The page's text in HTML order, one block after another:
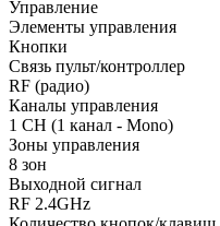
Управление
Элементы управления
Кнопки
Связь пульт/контроллер
RF (радио)
Каналы управления
1 CH (1 канал - Mono)
Зоны управления
8 зон
Выходной сигнал
RF 2.4GHz